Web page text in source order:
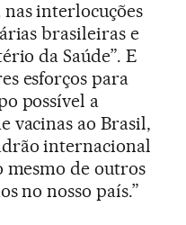
interlocuções
brasileiras e
da Saúde”. E
esforços para
possível a
vacinas ao Brasil,
internacional
de outros
no nosso país.”